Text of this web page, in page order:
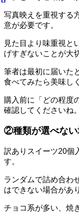
写真映えを重視する
意が必要です。
見た目より味重視と
げすぎないことが大
筆者は最初に届いた
食べてみたら美味し
購入前に「どの程度
確認してくださいね。
②種類が選べない
訳ありスイーツ20個
す。
ランダムで詰め合わ
はできない場合があ
チョコ系が多い、焼